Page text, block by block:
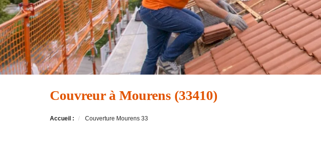
Couvreur à Mourens (33410)
Accueil : Couverture Mourens 33